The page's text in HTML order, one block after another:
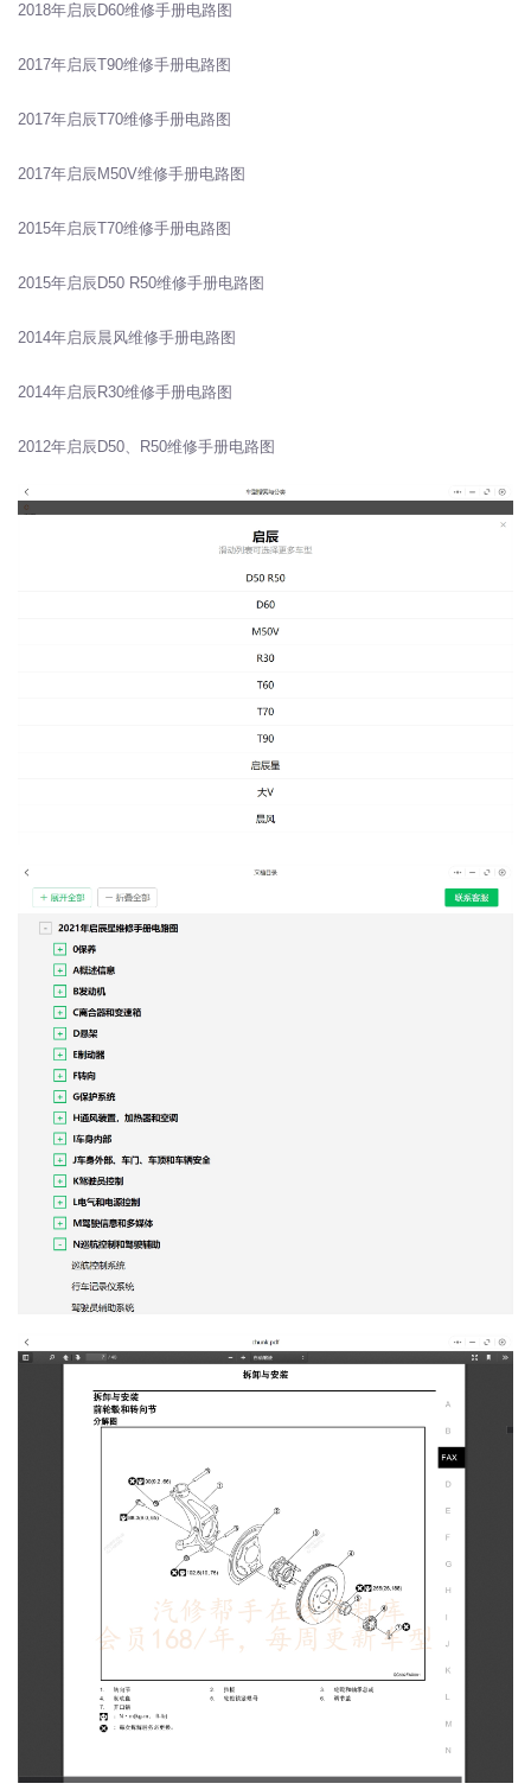
2018年启辰D60维修手册电路图
2017年启辰T90维修手册电路图
2017年启辰T70维修手册电路图
2017年启辰M50V维修手册电路图
2015年启辰T70维修手册电路图
2015年启辰D50 R50维修手册电路图
2014年启辰晨风维修手册电路图
2014年启辰R30维修手册电路图
2012年启辰D50、R50维修手册电路图